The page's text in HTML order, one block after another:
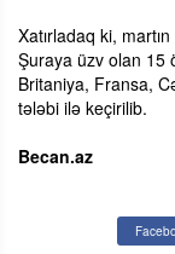
Xatırladaq ki,
Şuraya üzv olan 15
Britaniya, Fransa,
tələbi ilə keçirilib.
Becan.az